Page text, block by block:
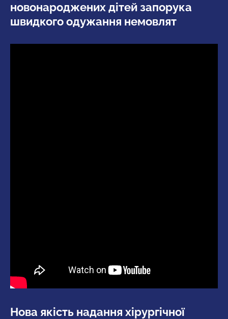
новонароджених дітей запорука
швидкого одужання немовлят
Нова якість надання хірургічної